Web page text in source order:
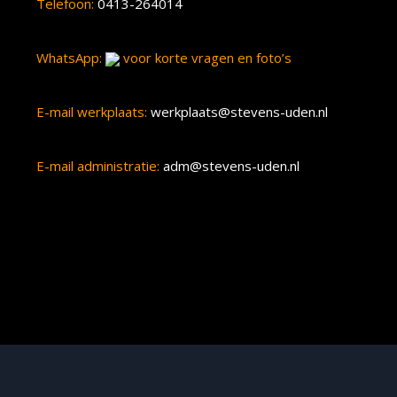
WhatsApp: voor korte vragen en foto’s
E-mail werkplaats: werkplaats@stevens-uden.nl
E-mail administratie: adm@stevens-uden.nl